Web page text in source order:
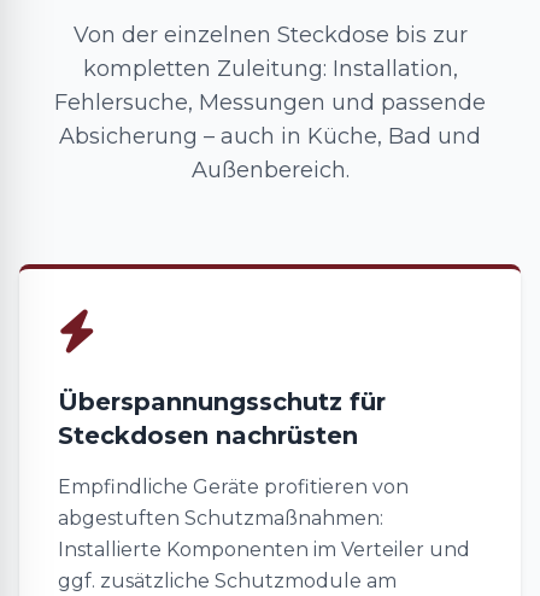
Von der einzelnen Steckdose bis zur
kompletten Zuleitung: Installation,
Fehlersuche, Messungen und passende
Absicherung – auch in Küche, Bad und
Außenbereich.
Überspannungsschutz für
Steckdosen nachrüsten
Empfindliche Geräte profitieren von
abgestuften Schutzmaßnahmen:
Installierte Komponenten im Verteiler und
ggf. zusätzliche Schutzmodule am